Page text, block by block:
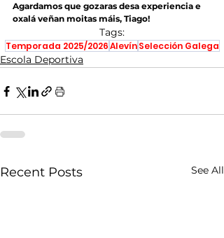
Agardamos que gozaras desa experiencia e
oxalá veñan moitas máis, Tiago!
Tags:
Temporada 2025/2026Alevín Selección Galega
Escola Deportiva
Recent Posts See All